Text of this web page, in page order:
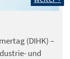
(DIHK) –
und